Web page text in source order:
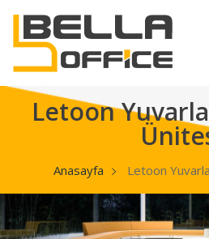
Letoon
Anasayfa Letoon